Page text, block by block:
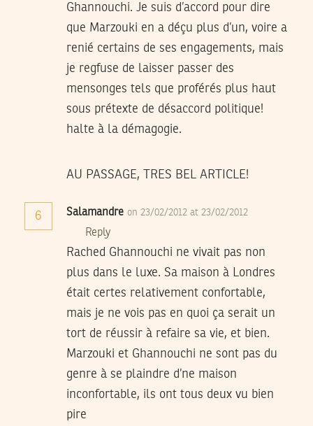
Ghannouchi. Je suis d’accord pour dire
que Marzouki en a déçu plus d’un, voire a
renié certains de ses engagements, mais
je regfuse de laisser passer des
mensonges tels que proférés plus haut
sous prétexte de désaccord politique!
halte à la démagogie.
AU PASSAGE, TRES BEL ARTICLE!
6 Salamandre on 23/02/2012 at 23/02/2012
Reply
Rached Ghannouchi ne vivait pas non
plus dans le luxe. Sa maison à Londres
était certes relativement confortable,
mais je ne vois pas en quoi ça serait un
tort de réussir à refaire sa vie, et bien.
Marzouki et Ghannouchi ne sont pas du
genre à se plaindre d’ne maison
inconfortable, ils ont tous deux vu bien
pire